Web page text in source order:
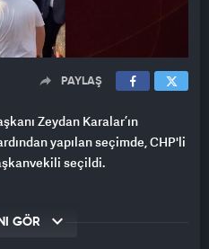
PAYLAŞ
Zeydan Karalar’ın
yapılan seçimde, CHP'li
seçildi.
GÖR